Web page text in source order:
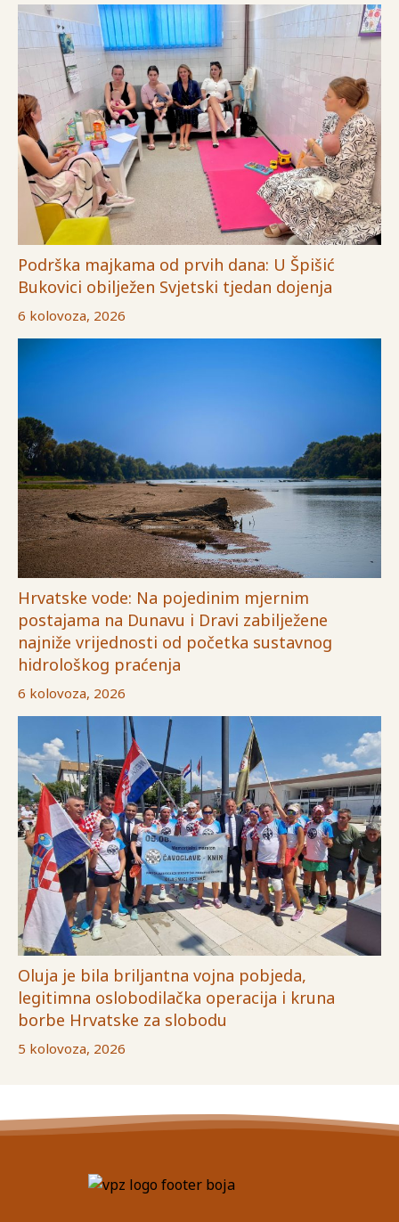
Podrška majkama od prvih dana: U Špišić
Bukovici obilježen Svjetski tjedan dojenja
6 kolovoza, 2026
Hrvatske vode: Na pojedinim mjernim
postajama na Dunavu i Dravi zabilježene
najniže vrijednosti od početka sustavnog
hidrološkog praćenja
6 kolovoza, 2026
Oluja je bila briljantna vojna pobjeda,
legitimna oslobodilačka operacija i kruna
borbe Hrvatske za slobodu
5 kolovoza, 2026